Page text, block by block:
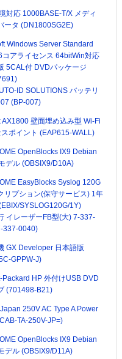
対応 1000BASE-T/X メディ
ータ (DN1800SG2E)
Windows Server Standard
コアライセンス 64bitWin対応
5CAL付 DVDパッケージ
ID SOLUTIONS バッテリ
(BP-007)
AX1800 壁面埋め込み型 Wi-Fi
ポイント (EAP615-WALL)
OpenBlocks IX9 Debian
デル (OBSIX9/D10A)
EasyBlocks Syslog 120G
リプション(保守サービス) 1年
SYSLOG120G/1Y)
イレーザーFB型(大) 7-337-
337-0040)
GX Developer 日本語版
GPPW-J)
Packard HP 外付けUSB DVD
(701498-B21)
250V AC Type A Power
TA-250V-JP=)
OpenBlocks IX9 Debian
デル (OBSIX9/D11A)